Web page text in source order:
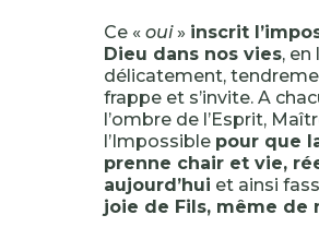
Ce « oui» inscrit
Dieu dans nos vies, en
délicatement,
frappe et s’invite. A
l’ombre de l’Esprit,
l’Impossible pour que
prenne chair et vie,
aujourd’hui et ainsi
joie de Fils, même de